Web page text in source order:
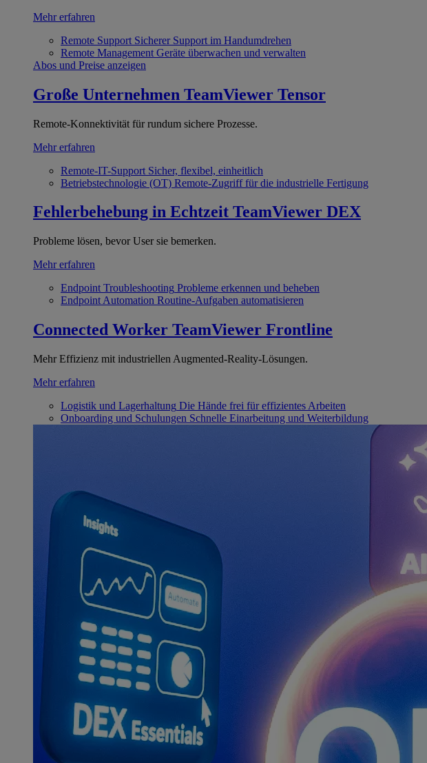
Mehr erfahren
Remote Support Sicherer Support im Handumdrehen
Remote Management Geräte überwachen und verwalten
Abos und Preise anzeigen
Große Unternehmen TeamViewer Tensor
Remote-Konnektivität für rundum sichere Prozesse.
Mehr erfahren
Remote-IT-Support Sicher, flexibel, einheitlich
Betriebstechnologie (OT) Remote-Zugriff für die industrielle Fertigung
Fehlerbehebung in Echtzeit TeamViewer DEX
Probleme lösen, bevor User sie bemerken.
Mehr erfahren
Endpoint Troubleshooting Probleme erkennen und beheben
Endpoint Automation Routine-Aufgaben automatisieren
Connected Worker TeamViewer Frontline
Mehr Effizienz mit industriellen Augmented-Reality-Lösungen.
Mehr erfahren
Logistik und Lagerhaltung Die Hände frei für effizientes Arbeiten
Onboarding und Schulungen Schnelle Einarbeitung und Weiterbildung